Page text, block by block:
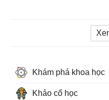
Khám phá khoa học
Khảo cổ học